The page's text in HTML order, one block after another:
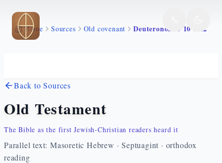
Skip to main content
Home Sources Old covenant Deuteronomio 10 1 22
Back to Sources
Old Testament
The Bible as the first Jewish-Christian readers heard it
Parallel text: Masoretic Hebrew · Septuagint · orthodox
reading